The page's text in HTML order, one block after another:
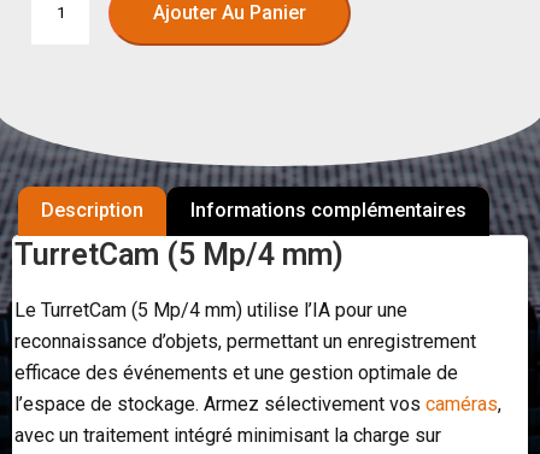
Ajouter Au Panier
Description Informations complémentaires
TurretCam (5 Mp/4 mm)
Le TurretCam (5 Mp/4 mm) utilise l’IA pour une
reconnaissance d’objets, permettant un enregistrement
efficace des événements et une gestion optimale de
l’espace de stockage. Armez sélectivement vos caméras,
avec un traitement intégré minimisant la charge sur